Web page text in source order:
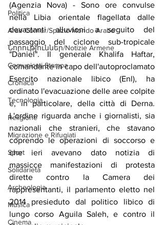
Politica
Arab Corner/Spazio Mondo Arabo
Նորություններ/Notizie Armene
Comunicati Stampa
Cronaca
Tecnologia
Religione
Migrazione e Rifugiati
Sport
Solidarietà
Archeologia
Musica
Cinema
(Agenzia Nova) - Sono ore convulse
nella Libia orientale flagellata dalle
devastanti alluvioni a seguito del
passaggio del ciclone sub-tropicale
"Daniel". Il generale Khalifa Haftar,
comandante in capo dell'autoproclamato
Esercito nazionale libico (Enl), ha
ordinato l'evacuazione delle aree colpite
e, in particolare, della città di Derna.
L'ordine riguarda anche i giornalisti, sia
nazionali che stranieri, che stavano
coprendo le operazioni di soccorso e
che ieri avevano dato notizia di
massicce manifestazioni di protesta
dirette contro la Camera dei
rappresentanti, il parlamento eletto nel
2014 presieduto dal politico libico di
lungo corso Aguila Saleh, e contro il